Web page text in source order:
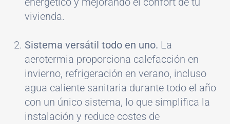
vivienda.
Sistema versátil todo en uno. La
aerotermia proporciona calefacción en
invierno, refrigeración en verano, incluso
agua caliente sanitaria durante todo el año
con un único sistema, lo que simplifica la
instalación y reduce costes de